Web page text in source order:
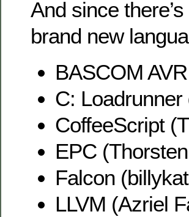
And since
brand new
BASCOM
C:
CoffeeScript
EPC
Falcon
LLVM (Azriel